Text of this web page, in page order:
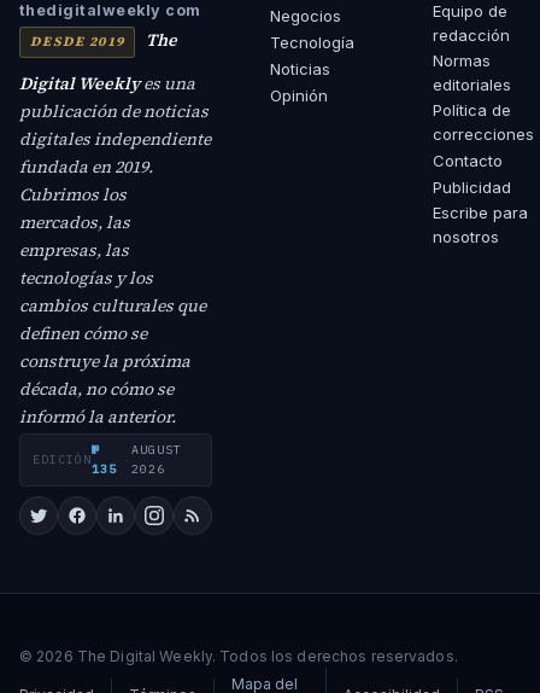
thedigitalweekly com
DESDE 2019
The
Digital Weeklyes una
publicación de noticias
digitales independiente
fundada en 2019.
Cubrimos los
mercados, las
empresas, las
tecnologías y los
cambios culturales que
definen cómo se
construye la próxima
década, no cómo se
informó la anterior.
EDICIÓN
№
135
·
AUGUST
2026
Negocios
Tecnología
Noticias
Opinión
Equipo de
redacción
Normas
editoriales
Política de
correcciones
Contacto
Publicidad
Escribe para
nosotros
© 2026 The Digital Weekly. Todos los derechos reservados.
Mapa del